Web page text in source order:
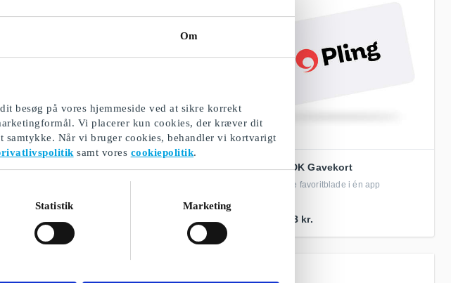
Om
besøg på vores hjemmeside ved at sikre korrekt
Vi placerer kun cookies, der kræver dit
Når vi bruger cookies, behandler vi kortvarigt
samt vores cookiepolitik.
Statistik Marketing
Flipp.dk Gavekort
Alle dine favoritmagasiner i én app
Pling DK Gavekort
Alle dine favoritblade i én app
198 kr.